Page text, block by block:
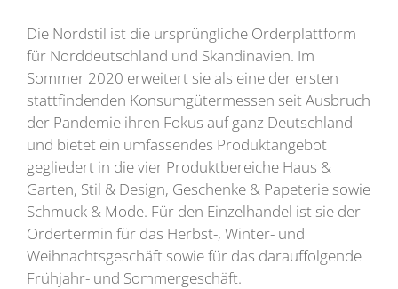
Die Nordstil ist die ursprüngliche Orderplattform
für Norddeutschland und Skandinavien. Im
Sommer 2020 erweitert sie als eine der ersten
stattfindenden Konsumgütermessen seit Ausbruch
der Pandemie ihren Fokus auf ganz Deutschland
und bietet ein umfassendes Produktangebot
gegliedert in die vier Produktbereiche Haus &
Garten, Stil & Design, Geschenke & Papeterie sowie
Schmuck & Mode. Für den Einzelhandel ist sie der
Ordertermin für das Herbst-, Winter- und
Weihnachtsgeschäft sowie für das darauffolgende
Frühjahr- und Sommergeschäft.